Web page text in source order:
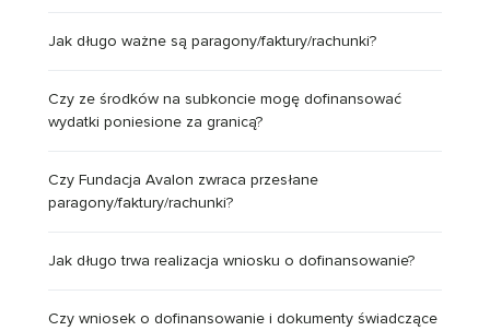
Jak długo ważne są paragony/faktury/rachunki?
Czy ze środków na subkoncie mogę dofinansować
wydatki poniesione za granicą?
Czy Fundacja Avalon zwraca przesłane
paragony/faktury/rachunki?
Jak długo trwa realizacja wniosku o dofinansowanie?
Czy wniosek o dofinansowanie i dokumenty świadczące